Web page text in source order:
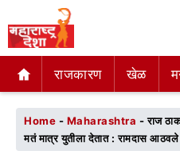
राजकारण खेळ
राजकारण खेळ
Home - Maharashtra -राज
मतं मात्र युतीला देतात : रामदास आठवले